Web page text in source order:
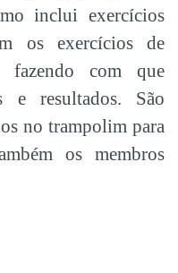
inclui exercícios
os exercícios de
fazendo com que
e resultados. São
no trampolim para
os membros